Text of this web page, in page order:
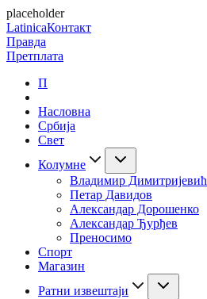
placeholder
LatinicaКонтакт
Правда
Претплата
П
Насловна
Србија
Свет
Колумне
Владимир Димитријевић
Петар Давидов
Александар Дорошенко
Александар Ђурђев
Преносимо
Спорт
Магазин
Ратни извештаји